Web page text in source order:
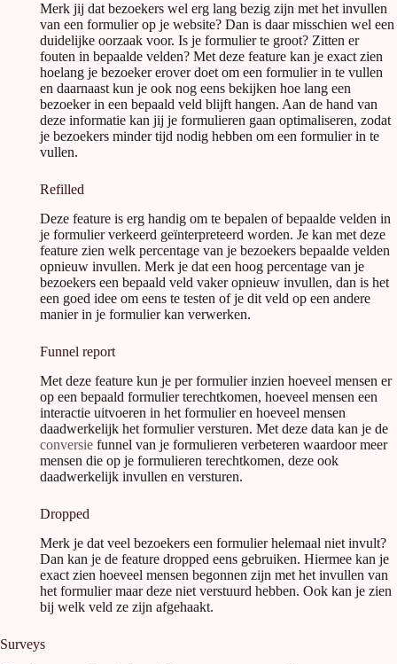
Merk jij dat bezoekers wel erg lang bezig zijn met het invullen
van een formulier op je website? Dan is daar misschien wel een
duidelijke oorzaak voor. Is je formulier te groot? Zitten er
fouten in bepaalde velden? Met deze feature kan je exact zien
hoelang je bezoeker erover doet om een formulier in te vullen
en daarnaast kun je ook nog eens bekijken hoe lang een
bezoeker in een bepaald veld blijft hangen. Aan de hand van
deze informatie kan jij je formulieren gaan optimaliseren, zodat
je bezoekers minder tijd nodig hebben om een formulier in te
vullen.
Refilled
Deze feature is erg handig om te bepalen of bepaalde velden in
je formulier verkeerd geïnterpreteerd worden. Je kan met deze
feature zien welk percentage van je bezoekers bepaalde velden
opnieuw invullen. Merk je dat een hoog percentage van je
bezoekers een bepaald veld vaker opnieuw invullen, dan is het
een goed idee om eens te testen of je dit veld op een andere
manier in je formulier kan verwerken.
Funnel report
Met deze feature kun je per formulier inzien hoeveel mensen er
op een bepaald formulier terechtkomen, hoeveel mensen een
interactie uitvoeren in het formulier en hoeveel mensen
daadwerkelijk het formulier versturen. Met deze data kan je de
conversiefunnel van je formulieren verbeteren waardoor meer
mensen die op je formulieren terechtkomen, deze ook
daadwerkelijk invullen en versturen.
Dropped
Merk je dat veel bezoekers een formulier helemaal niet invult?
Dan kan je de feature dropped eens gebruiken. Hiermee kan je
exact zien hoeveel mensen begonnen zijn met het invullen van
het formulier maar deze niet verstuurd hebben. Ook kan je zien
bij welk veld ze zijn afgehaakt.
Surveys